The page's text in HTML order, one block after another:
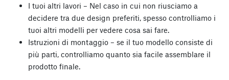
I tuoi altri lavori – Nel caso in cui non riusciamo a
decidere tra due design preferiti, spesso controlliamo i
tuoi altri modelli per vedere cosa sai fare.
Istruzioni di montaggio – se il tuo modello consiste di
più parti, controlliamo quanto sia facile assemblare il
prodotto finale.